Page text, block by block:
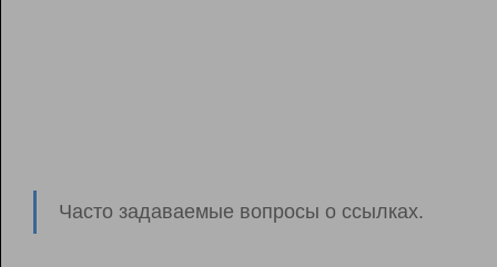
Часто задаваемые вопросы о ссылках.